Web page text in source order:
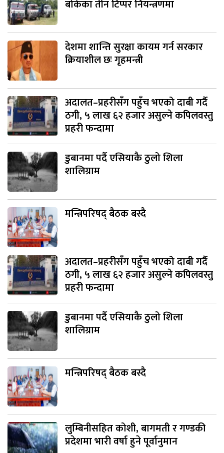
बोकेका तीन टिप्पर नियन्त्रणमा
देशमा शान्ति सुरक्षा कायम गर्न सरकार
क्रियाशील छः गृहमन्त्री
अदालत–प्रहरीसँग पहुँच भएको दाबी गर्दै
ठगी, ५ लाख ६२ हजार असुल्ने कपिलवस्तु
प्रहरी फन्दामा
डुबानमा पर्दै एसियाकै ठुलो शिला
शालिग्राम
मन्त्रिपरिषद् बैठक बस्दै
अदालत–प्रहरीसँग पहुँच भएको दाबी गर्दै
ठगी, ५ लाख ६२ हजार असुल्ने कपिलवस्तु
प्रहरी फन्दामा
डुबानमा पर्दै एसियाकै ठुलो शिला
शालिग्राम
मन्त्रिपरिषद् बैठक बस्दै
लुम्बिनीसहित कोशी, बागमती र गण्डकी
प्रदेशमा भारी वर्षा हुने पूर्वानुमान